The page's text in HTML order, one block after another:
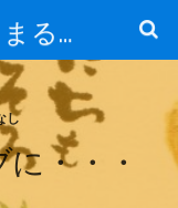
美と健康の創造館 まるとみ薬品 ぐんまの薬屋 芳さんのブログ
し
・・・